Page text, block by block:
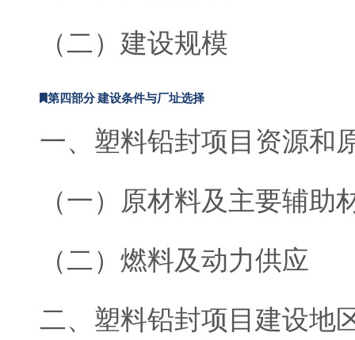
（二）建设规模
第四部分 建设条件与厂址选择
一、塑料铅封项目资源和
（一）原材料及主要辅助
（二）燃料及动力供应
二、塑料铅封项目建设地